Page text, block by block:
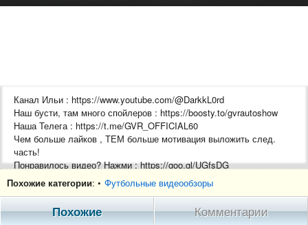
Канал Ильи : https://www.youtube.com/@DarkkL0rd
Наш бусти, там много спойлеров : https://boosty.to/gvrautoshow
Наша Телега : https://t.me/GVR_OFFICIAL60
Чем больше лайков , ТЕМ больше мотивация выложить след.
часть!
Понравилось видео? Нажми : https://goo.gl/UGfsDG
Автомобильный канал : https://goo.gl/VPWmWU
Павел ВК : https://goo.gl/idNW3n
Канал Макса : https://goo.gl/oR4oVz
Похожие категории: • Футбольные видеообзоры
Похожие Комментарии